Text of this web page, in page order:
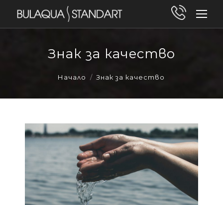
Знак за качество
You are here:
Начало Знак за качество